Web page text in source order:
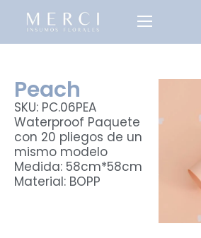
Peach
SKU: PC.06PEA
Waterproof Paquete
con 20 pliegos de un
mismo modelo
Medida: 58cm*58cm
Material: BOPP